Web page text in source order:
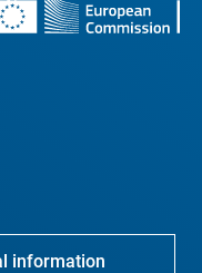
information